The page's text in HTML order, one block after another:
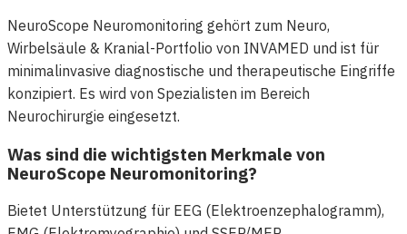
NeuroScope Neuromonitoring gehört zum Neuro,
Wirbelsäule & Kranial-Portfolio von INVAMED und ist für
minimalinvasive diagnostische und therapeutische Eingriffe
konzipiert. Es wird von Spezialisten im Bereich
Neurochirurgie eingesetzt.
Was sind die wichtigsten Merkmale von
NeuroScope Neuromonitoring?
Bietet Unterstützung für EEG (Elektroenzephalogramm),